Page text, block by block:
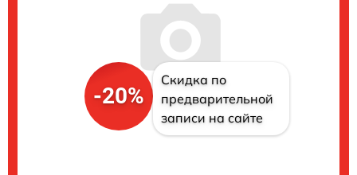
-20%
Скидка по
предварительной
записи на сайте